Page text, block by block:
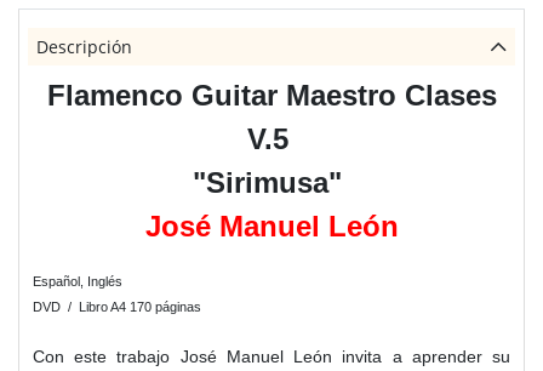
Descripción
Flamenco Guitar Maestro Clases
V.5
"Sirimusa"
José Manuel León
Español, Inglés
DVD / Libro A4 170 páginas
Con este trabajo José Manuel León invita a aprender su